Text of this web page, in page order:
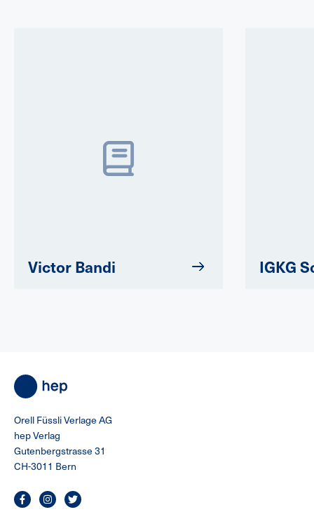
Victor Bandi IGKG
Orell Füssli Verlage AG
hep Verlag
Gutenbergstrasse 31
CH-3011 Bern